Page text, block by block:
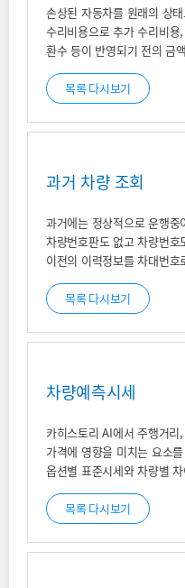
손상된 자동차를 원래의 상
수리비용으로 추가 수리비
환수 등이 반영되기 전의 금
목록 다시보기
과거 차량 조회
과거에는 정상적으로 운행
차량번호판도 없고 차량번
이전의 이력정보를 차대번호
목록 다시보기
차량예측시세
카히스토리 AI에서 주행거
가격에 영향을 미치는 요소
옵션별 표준시세와 차량별
목록 다시보기